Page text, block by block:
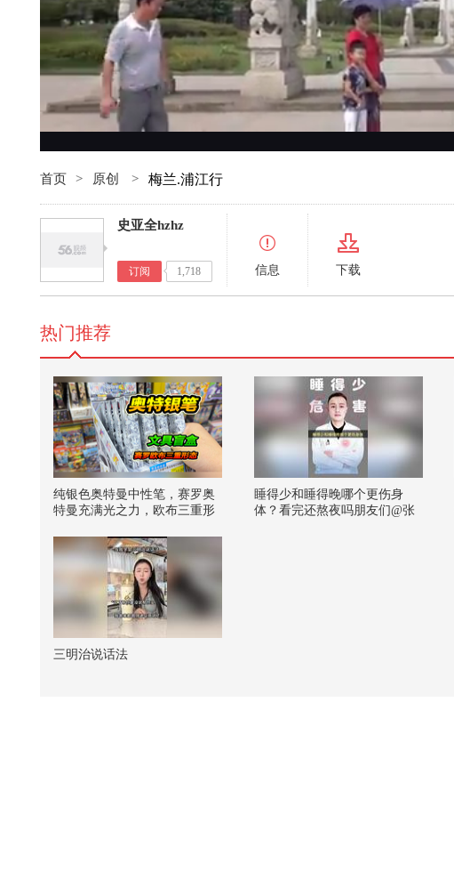
首页 > 原创 > 梅兰.浦江行
史亚全hzhz
订阅 1,718 信息 下载
热门推荐
纯银色奥特曼中性笔，赛罗奥
特曼充满光之力，欧布三重形
睡得少和睡得晚哪个更伤身
体？看完还熬夜吗朋友们@张
三明治说话法